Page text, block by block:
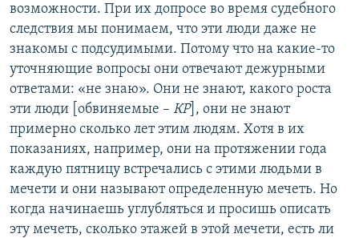
возможности. При их допросе во время судебного
следствия мы понимаем, что эти люди даже не
знакомы с подсудимыми. Потому что на какие-то
уточняющие вопросы они отвечают дежурными
ответами: «не знаю». Они не знают, какого роста
эти люди [обвиняемые – КР], они не знают
примерно сколько лет этим людям. Хотя в их
показаниях, например, они на протяжении года
каждую пятницу встречались с этими людьми в
мечети и они называют определенную мечеть. Но
когда начинаешь углубляться и просишь описать
эту мечеть, сколько этажей в этой мечети, есть ли